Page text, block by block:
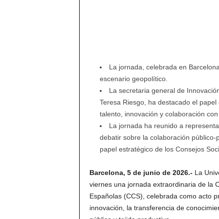
La jornada, celebrada en
escenario geopolítico.
La secretaria general de
Teresa Riesgo, ha destacado el
talento, innovación y colaboración
La jornada ha reunido a
debatir sobre la colaboración
papel estratégico de los Consejos
Barcelona, 5 de junio de 2026.-La
viernes una jornada extraordinaria de la
Españolas (CCS), celebrada como acto
innovación, la transferencia de